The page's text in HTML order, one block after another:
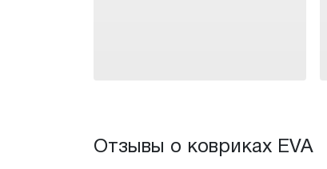
Отзывы о ковриках EVA